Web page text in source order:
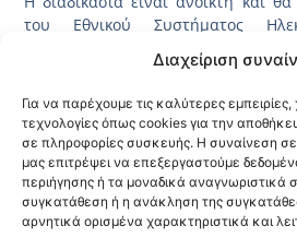
Διαχείριση
Για να παρέχουμε τις καλύτερες εμπειρίες,
τεχνολογίες όπως cookies για την
σε πληροφορίες συσκευής. Η συναίνεση σε
μας επιτρέψει να επεξεργαστούμε
περιήγησης ή τα μοναδικά αναγνωριστικά
συγκατάθεση ή η ανάκληση της
αρνητικά ορισμένα χαρακτηριστικά και
του Εθνικού Συστήματος
Συμβάσεων – «Ε.Σ.Η.ΔΗ.Σ.» με
382111 ως και 382121
Πύλη:
www.promitheus.gov.gr
Η καταληκτική ημερομηνία
είναι η24η Οκτωβρίου 2025 ,
π.μ.
Δείτε τη ΔιακήρυξηΕΔΩ